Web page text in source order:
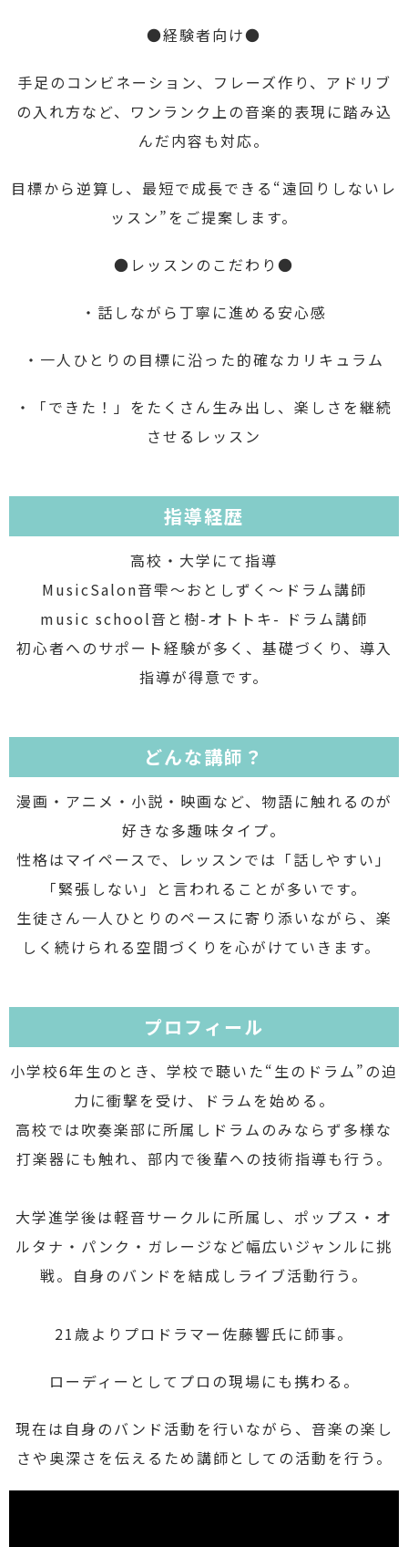
●経験者向け●
手足のコンビネーション、フレーズ作り、アドリブ
の入れ方など、ワンランク上の音楽的表現に踏み込
んだ内容も対応。
目標から逆算し、最短で成長できる“遠回りしないレ
ッスン”をご提案します。
●レッスンのこだわり●
・話しながら丁寧に進める安心感
・一人ひとりの目標に沿った的確なカリキュラム
・「できた！」をたくさん生み出し、楽しさを継続
させるレッスン
指導経歴
高校・大学にて指導
MusicSalon音雫〜おとしずく〜ドラム講師
music school音と樹-オトトキ- ドラム講師
初心者へのサポート経験が多く、基礎づくり、導入
指導が得意です。
どんな講師？
漫画・アニメ・小説・映画など、物語に触れるのが
好きな多趣味タイプ。
性格はマイペースで、レッスンでは「話しやすい」
「緊張しない」と言われることが多いです。
生徒さん一人ひとりのペースに寄り添いながら、楽
しく続けられる空間づくりを心がけていきます。
プロフィール
小学校6年生のとき、学校で聴いた“生のドラム”の迫
力に衝撃を受け、ドラムを始める。
高校では吹奏楽部に所属しドラムのみならず多様な
打楽器にも触れ、部内で後輩への技術指導も行う。
大学進学後は軽音サークルに所属し、ポップス・オ
ルタナ・パンク・ガレージなど幅広いジャンルに挑
戦。自身のバンドを結成しライブ活動行う。
21歳よりプロドラマー佐藤響氏に師事。
ローディーとしてプロの現場にも携わる。
現在は自身のバンド活動を行いながら、音楽の楽し
さや奥深さを伝えるため講師としての活動を行う。